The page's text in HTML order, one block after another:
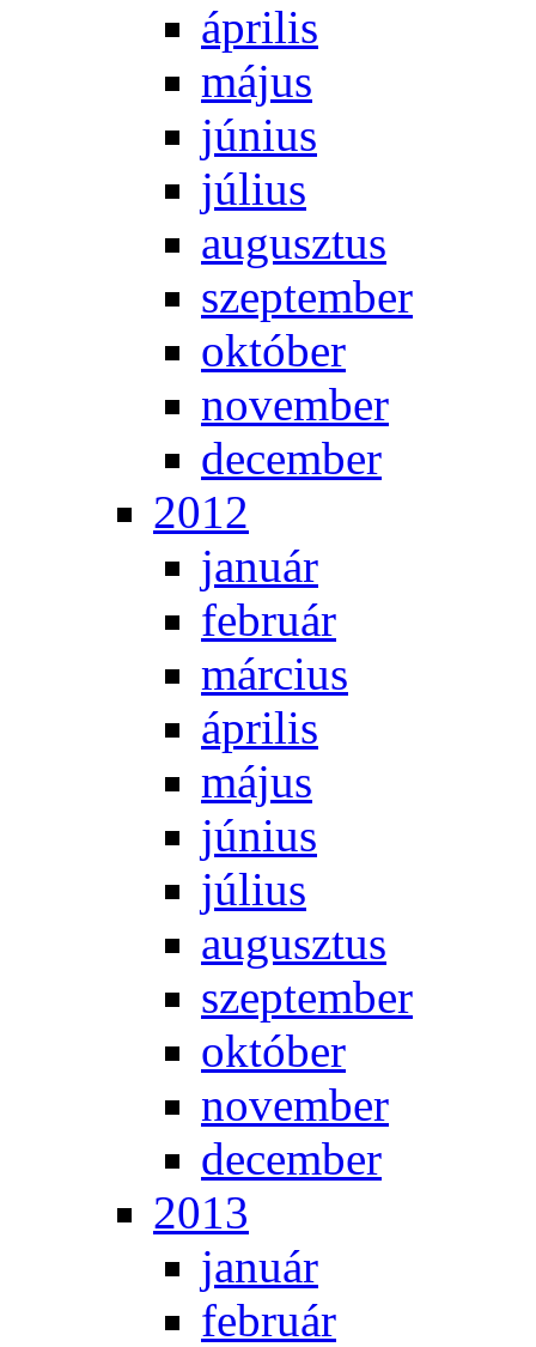
áp­ri­lis
má­jus
jú­ni­us
jú­li­us
au­gusz­tus
szep­tem­ber
ok­tó­ber
no­vem­ber
de­cem­ber
2012
ja­nu­ár
feb­ru­ár
már­ci­us
áp­ri­lis
má­jus
jú­ni­us
jú­li­us
au­gusz­tus
szep­tem­ber
ok­tó­ber
no­vem­ber
de­cem­ber
2013
ja­nu­ár
feb­ru­ár